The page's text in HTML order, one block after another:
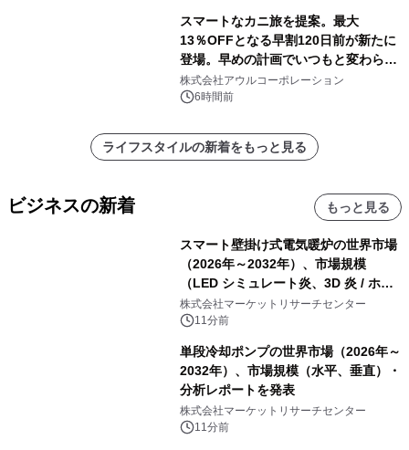
スマートなカニ旅を提案。最大
13％OFFとなる早割120日前が新たに
登場。早めの計画でいつもと変わらぬ
大人の冬旅を。ー夕日ヶ浦温泉「佳松
苑 別邸ふうか」ー
株式会社アウルコーポレーション
6時間前
ライフスタイルの新着をもっと見る
ビジネスの新着 もっと見る
スマート壁掛け式電気暖炉の世界市場
（2026年～2032年）、市場規模
（LED シミュレート炎、3D 炎 / ホロ
グラフィック効果、水ミスト炎）・分
析レポートを発表
株式会社マーケットリサーチセンター
11分前
単段冷却ポンプの世界市場（2026年～
2032年）、市場規模（水平、垂直）・
分析レポートを発表
株式会社マーケットリサーチセンター
11分前